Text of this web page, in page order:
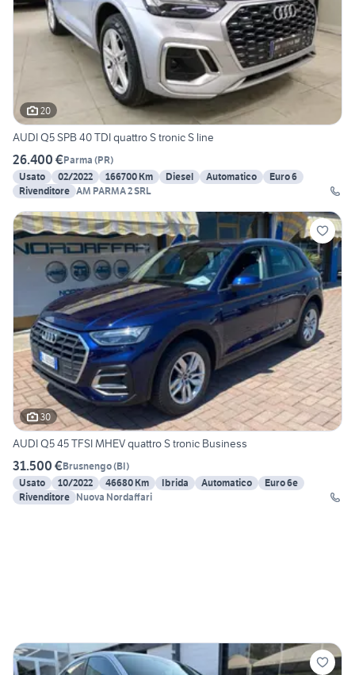
20
AUDI Q5 SPB 40 TDI quattro S tronic S line
26.400 €Parma (PR)
Usato
02/2022 166700 Km Diesel Automatico
Euro 6
Rivenditore AM PARMA 2 SRL
30
AUDI Q5 45 TFSI MHEV quattro S tronic Business
31.500 €Brusnengo(BI)
Usato
10/2022 46680 Km Ibrida Automatico
Euro 6e
Rivenditore Nuova Nordaffari